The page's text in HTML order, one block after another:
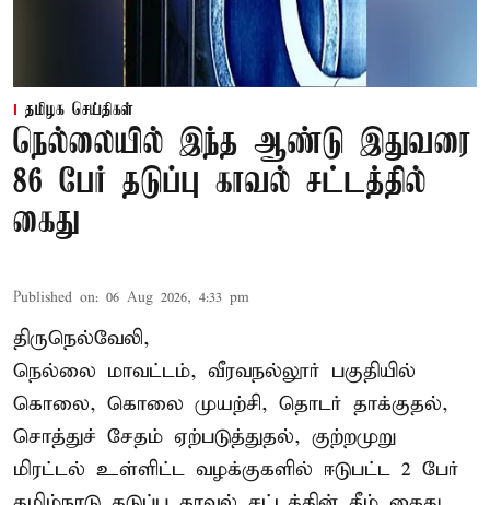
தமிழக செய்திகள்
நெல்லையில் இந்த ஆண்டு இதுவரை
86 பேர் தடுப்பு காவல் சட்டத்தில்
கைது
Published on: 06 Aug 2026, 4:33 pm
திருநெல்வேலி,
நெல்லை மாவட்டம், வீரவநல்லூர் பகுதியில்
கொலை, கொலை முயற்சி, தொடர் தாக்குதல்,
சொத்துச் சேதம் ஏற்படுத்துதல், குற்றமுறு
மிரட்டல் உள்ளிட்ட வழக்குகளில் ஈடுபட்ட 2 பேர்